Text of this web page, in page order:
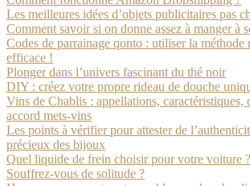
Les meilleures idées d’objets publicitaires pas
Comment savoir si on donne assez à manger à
Codes de parrainage qonto : utiliser la méthode
efficace !
Plonger dans l’univers fascinant du thé noir
DIY : créez votre propre rideau de douche
Vins de Chablis : appellations, caractéristiques,
accord mets-vins
Les points à vérifier pour attester de
précieux des bijoux
Quel liquide de frein choisir pour votre voiture ?
Souffrez-vous de solitude ?